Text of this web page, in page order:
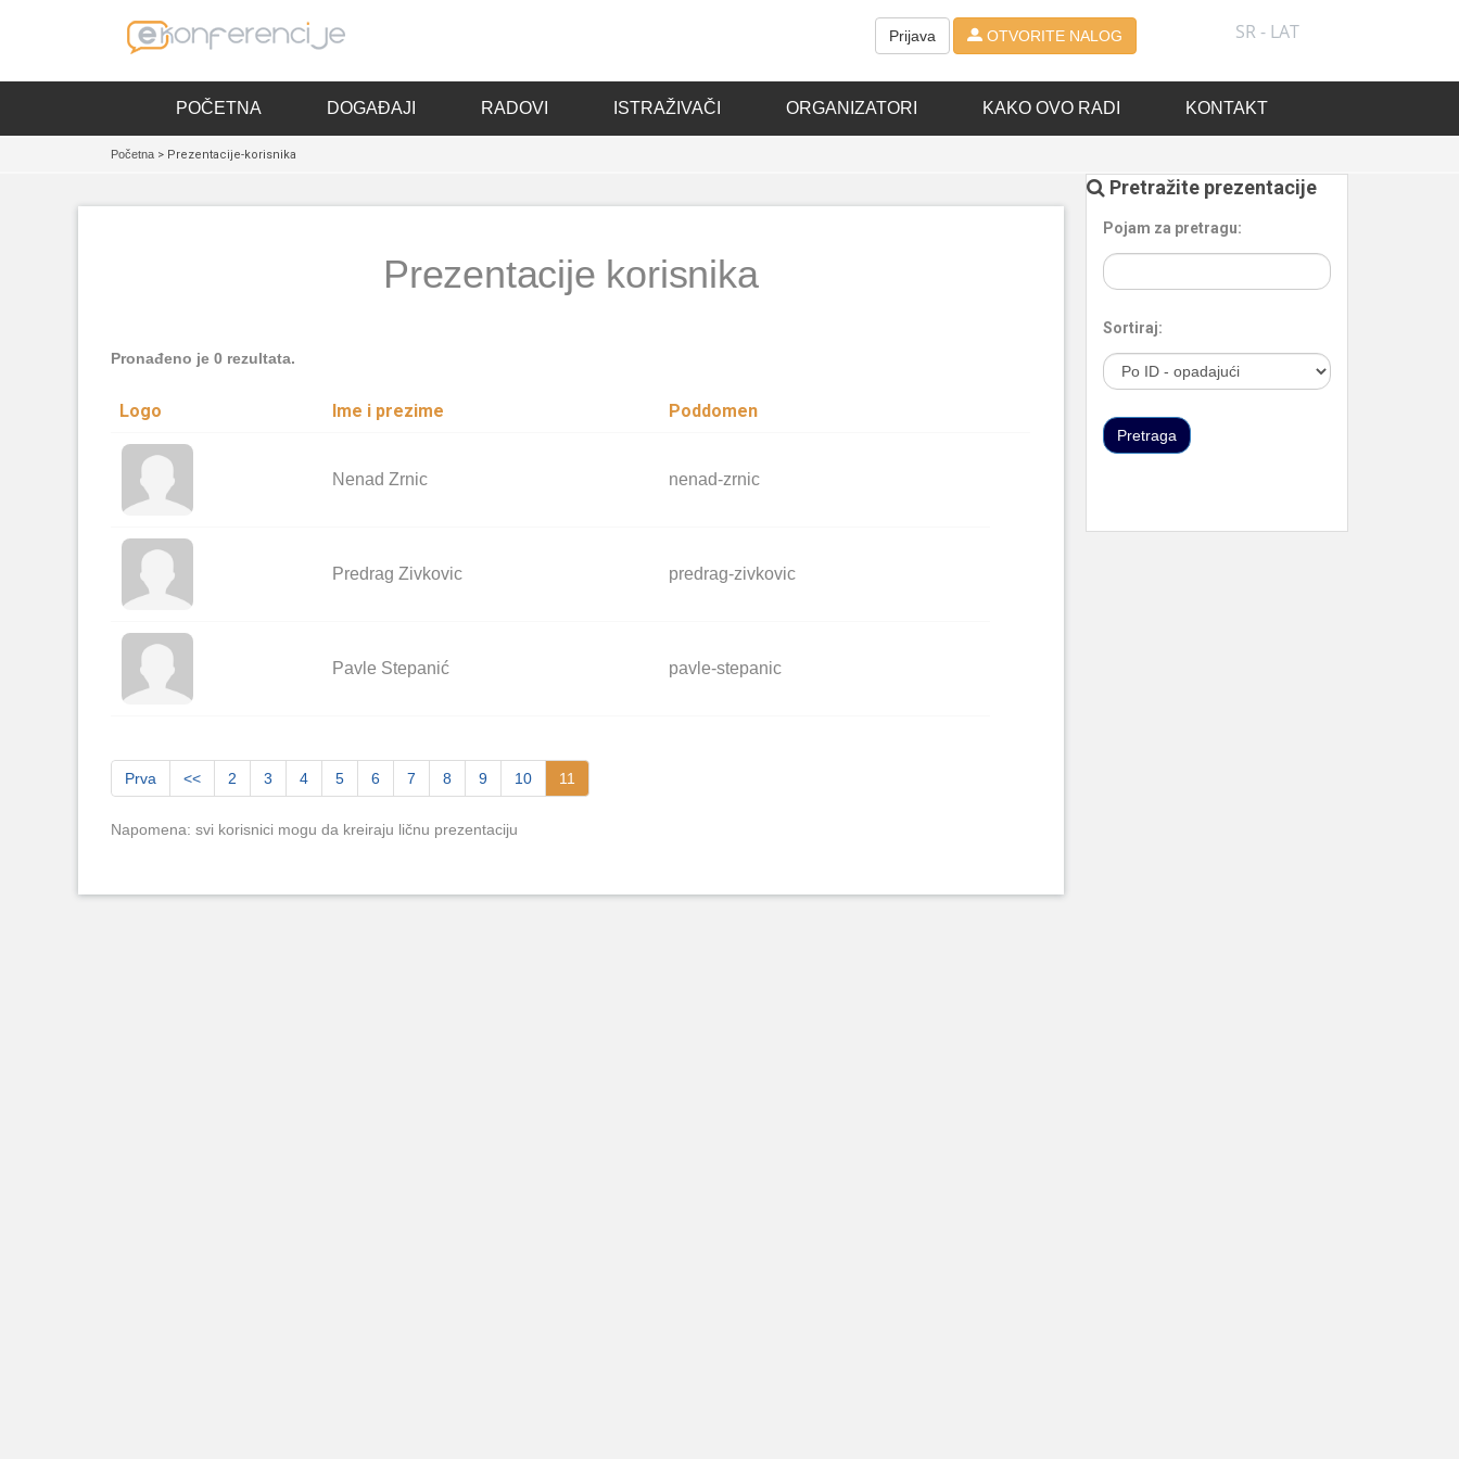
Prijava OTVORITE NALOG SR - LAT
POČETNA DOGAĐAJI RADOVI ISTRAŽIVAČI ORGANIZATORI KAKO OVO RADI KONTAKT
Početna > Prezentacije-korisnika
Prezentacije korisnika
Pronađeno je 0 rezultata.
Logo Ime i prezime Poddomen
Nenad Zrnic nenad-zrnic
Predrag Zivkovic predrag-zivkovic
Pavle Stepanić pavle-stepanic
Prva << 2 3 4 5 6 7 8 9 10 11
Napomena: svi korisnici mogu da kreiraju ličnu prezentaciju
Pretražite prezentacije
Pojam za pretragu:
Sortiraj: